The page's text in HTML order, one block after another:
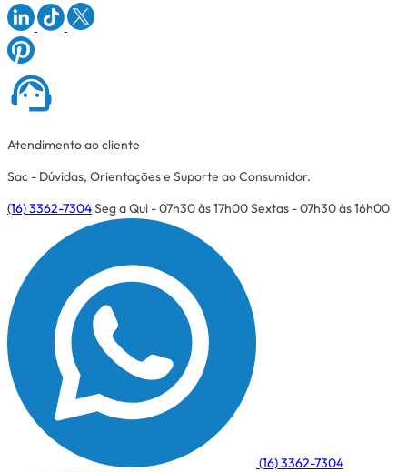
Atendimento ao cliente
Sac - Dúvidas, Orientações e Suporte ao Consumidor.
(16) 3362-7304Seg a Qui - 07h30 às 17h00Sextas - 07h30 às 16h00
(16) 3362-7304